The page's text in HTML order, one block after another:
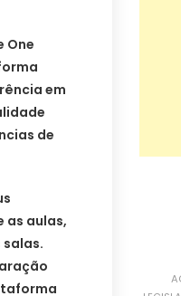
One
em
de
as aulas,